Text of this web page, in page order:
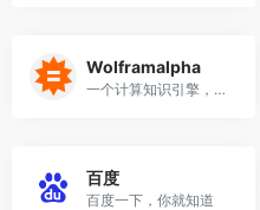
Wolframalpha
一个计算知识引擎，它真正的...
百度
百度一下，你就知道